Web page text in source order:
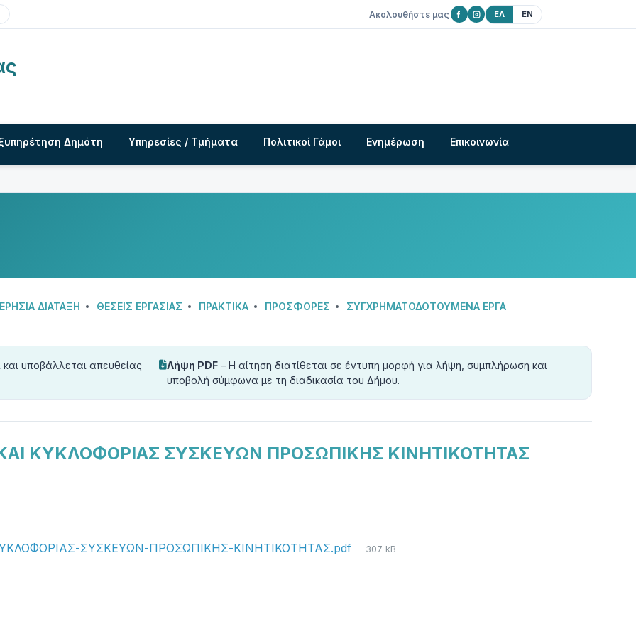
Ακολουθήστε μας ΕΛ EN
Δημότη Υπηρεσίες / Τμήματα Πολιτικοί Γάμοι Ενημέρωση Επικοινωνία
ΔΙΑΤΑΞΗ ΘΈΣΕΙΣ ΕΡΓΑΣΊΑΣ ΠΡΑΚΤΙΚΆ ΠΡΟΣΦΟΡΕΣ ΣΥΓΧΡΗΜΑΤΟΔΟΤΟΥΜΕΝΑ ΕΡΓΑ
υποβάλλεται απευθείας
Λήψη PDF – Η αίτηση διατίθεται σε έντυπη μορφή για λήψη, συμπλήρωση και
υποβολή σύμφωνα με τη διαδικασία του Δήμου.
ΚΑΙ ΚΥΚΛΟΦΟΡΙΑΣ ΣΥΣΚΕΥΩΝ ΠΡΟΣΩΠΙΚΗΣ ΚΙΝΗΤΙΚΟΤΗΤΑΣ
ΣΥΣΚΕΥΩΝ-ΠΡΟΣΩΠΙΚΗΣ-ΚΙΝΗΤΙΚΟΤΗΤΑΣ.pdf
File
307 kB